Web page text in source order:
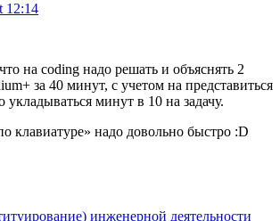
12:14
на coding надо решать и объяснять 2
за 40 минут, с учетом на представиться
укладываться минут в 10 на задачу.
клавиатуре» надо довольно быстро :D
инженерной деятельности